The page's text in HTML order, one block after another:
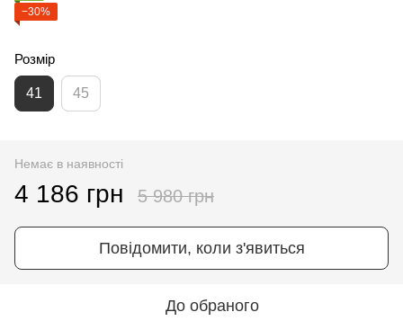
−30%
Розмір
41 45
Немає в наявності
4 186 грн 5 980 грн
Повідомити, коли з'явиться
До обраного